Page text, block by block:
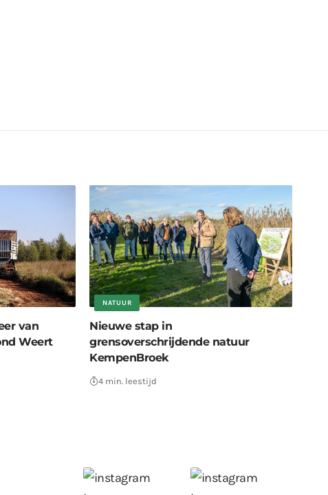
van
Weert
NATUUR
Nieuwe stap in
grensoverschrijdende natuur
KempenBroek
4 min. leestijd